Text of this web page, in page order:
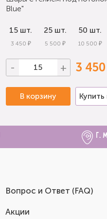
Blue"
15 шт.
3 450 ₽
25 шт.
5 500 ₽
50 шт.
10 500 ₽
- + 3
В корзину Купить
г.
Вопрос и Ответ (FAQ)
Акции